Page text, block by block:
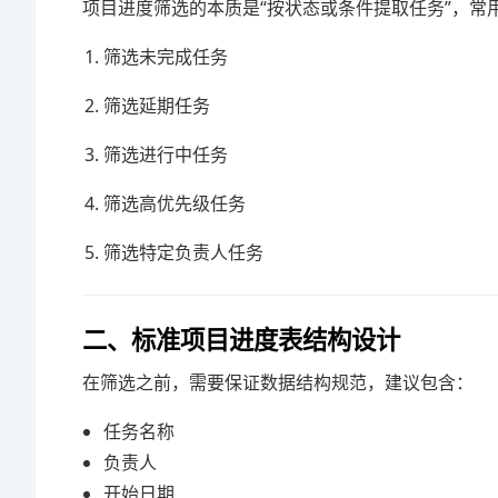
项目进度筛选的本质是“按状态或条件提取任务”，常
筛选未完成任务
筛选延期任务
筛选进行中任务
筛选高优先级任务
筛选特定负责人任务
二、标准项目进度表结构设计
在筛选之前，需要保证数据结构规范，建议包含：
任务名称
负责人